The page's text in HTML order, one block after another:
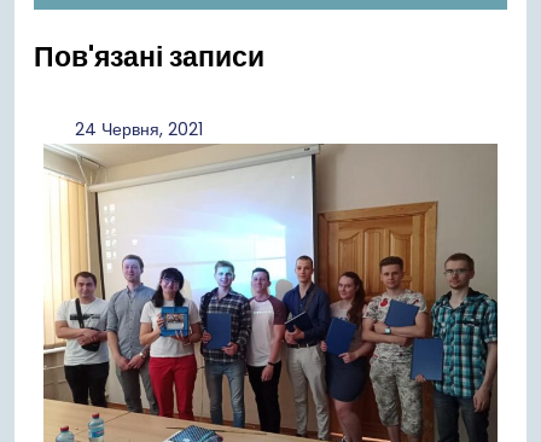
Пов'язані записи
24 Червня, 202124
Червня,
2021